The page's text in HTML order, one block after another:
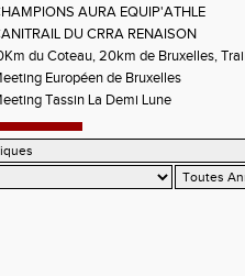
AURA EQUIP'ATHLE
DU CRRA RENAISON
du Coteau, 20km de Bruxelles,
Européen de Bruxelles
Tassin La Demi Lune